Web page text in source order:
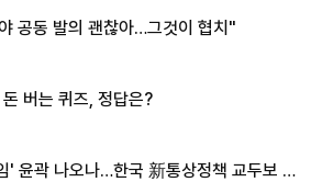
공동 발의 괜찮아…그것이 협치"
버는 퀴즈, 정답은?
' 윤곽 나오나…한국 新통상정책 교두보 활